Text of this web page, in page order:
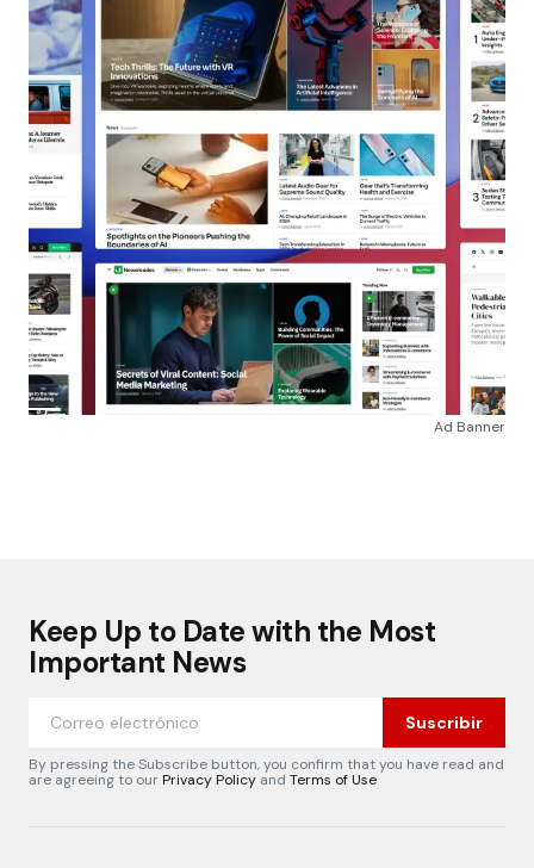
Ad Banner
Keep Up to Date with the Most
Important News
Suscribir
By pressing the Subscribe button, you confirm that you have read and
are agreeing to ourPrivacy Policy and Terms of Use